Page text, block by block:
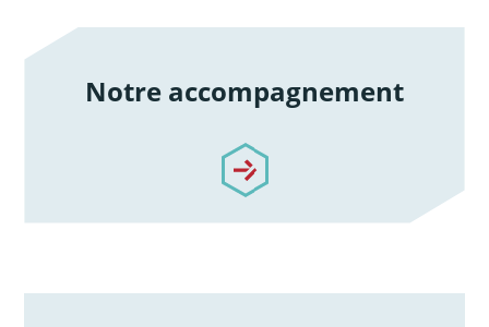
Notre accompagnement
/notre-accompagnement